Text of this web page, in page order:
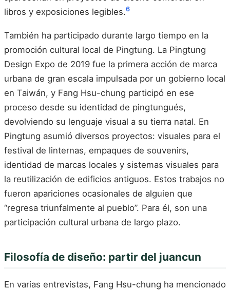
libros y exposiciones legibles.6
También ha participado durante largo tiempo en la
promoción cultural local de Pingtung. La Pingtung
Design Expo de 2019 fue la primera acción de marca
urbana de gran escala impulsada por un gobierno local
en Taiwán, y Fang Hsu-chung participó en ese
proceso desde su identidad de pingtungués,
devolviendo su lenguaje visual a su tierra natal. En
Pingtung asumió diversos proyectos: visuales para el
festival de linternas, empaques de souvenirs,
identidad de marcas locales y sistemas visuales para
la reutilización de edificios antiguos. Estos trabajos no
fueron apariciones ocasionales de alguien que
“regresa triunfalmente al pueblo”. Para él, son una
participación cultural urbana de largo plazo.
Filosofía de diseño: partir del juancun
En varias entrevistas, Fang Hsu-chung ha mencionado